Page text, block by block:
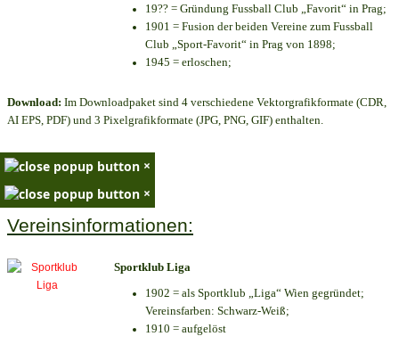
19?? = Gründung Fussball Club „Favorit“ in Prag;
1901 = Fusion der beiden Vereine zum Fussball
Club „Sport-Favorit“ in Prag von 1898;
1945 = erloschen;
Download: Im Downloadpaket sind 4 verschiedene Vektorgrafikformate (CDR,
AI EPS, PDF) und 3 Pixelgrafikformate (JPG, PNG, GIF) enthalten.
×
×
Vereinsinformationen:
Sportklub Liga
1902 = als Sportklub „Liga“ Wien gegründet;
Vereinsfarben: Schwarz-Weiß;
1910 = aufgelöst